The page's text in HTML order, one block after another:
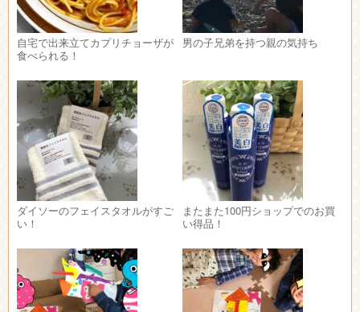
自宅で出来立てカプリチョーザが
食べられる！
男の子兄弟を持つ親の気持ち
ダイソーのフェイスタオルがすご
い！
またまた100円ショップでのお買
い得品！